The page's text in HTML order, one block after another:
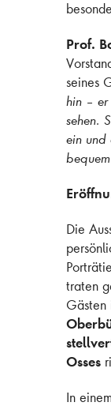
Prof.
seines
hin – er
sehen.
ein und
Die
traten
Gästen
Osses
In